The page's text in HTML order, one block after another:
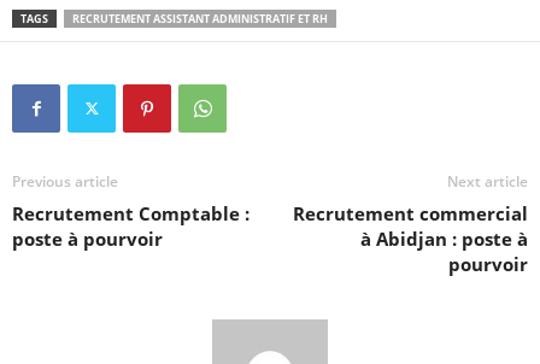
TAGS RECRUTEMENT ASSISTANT ADMINISTRATIF ET RH
Previous article
Recrutement Comptable :
poste à pourvoir
Next article
Recrutement commercial
à Abidjan : poste à
pourvoir